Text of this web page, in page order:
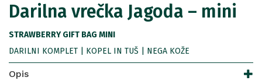
Darilna vrečka Jagoda – mini
STRAWBERRY GIFT BAG MINI
DARILNI KOMPLET | KOPEL IN TUŠ | NEGA KOŽE
Opis